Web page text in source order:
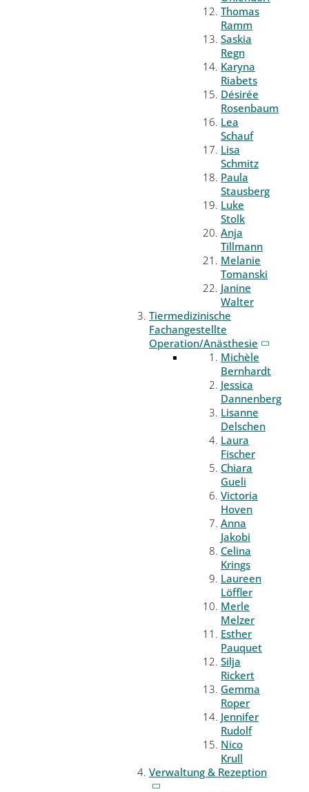
Thomas
Ramm
Saskia
Regn
Karyna
Riabets
Désirée
Rosenbaum
Lea
Schauf
Lisa
Schmitz
Paula
Stausberg
Luke
Stolk
Anja
Tillmann
Melanie
Tomanski
Janine
Walter
Tiermedizinische
Fachangestellte
Operation/Anästhesie
Michèle
Bernhardt
Jessica
Dannenberg
Lisanne
Delschen
Laura
Fischer
Chiara
Gueli
Victoria
Hoven
Anna
Jakobi
Celina
Krings
Laureen
Löffler
Merle
Melzer
Esther
Pauquet
Silja
Rickert
Gemma
Roper
Jennifer
Rudolf
Nico
Krull
Verwaltung & Rezeption